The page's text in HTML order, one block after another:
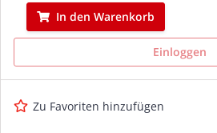
In den Warenkorb
Einloggen
Zu Favoriten hinzufügen